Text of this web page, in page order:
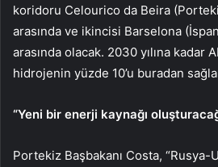
koridoru Celourico da Beira
arasında ve ikincisi Barselona
arasında olacak. 2030 yılına kadar
hidrojenin yüzde 10’u buradan
“Yeni bir enerji kaynağı
Portekiz Başbakanı Costa, “Rusya-